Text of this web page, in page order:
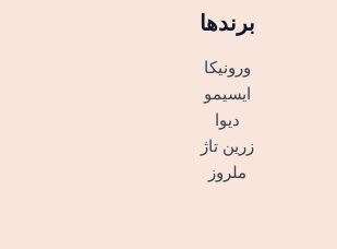
برندها
ورونیکا
ایسیمو
دیوا
زرین تاژ
ملروز